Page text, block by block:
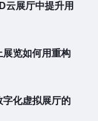
云展厅中提升用
展览如何用重构
化虚拟展厅的